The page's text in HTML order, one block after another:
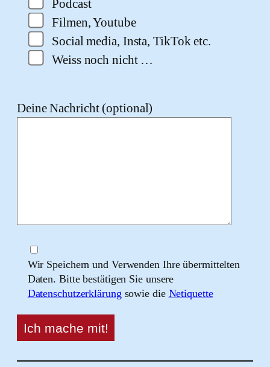
Podcast
Filmen, Youtube
Social media, Insta, TikTok etc.
Weiss noch nicht …
Deine Nachricht (optional)
Wir Speichern und Verwenden Ihre übermittelten
Daten. Bitte bestätigen Sie unsere
Datenschutzerklärung sowie die Netiquette